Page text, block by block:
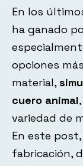
En los
ha ganado
opciones
material,
cuero animal
variedad de
En este
fabricación,